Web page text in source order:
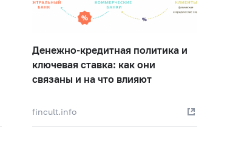
Денежно-кредитная политика и
ключевая ставка: как они
связаны и на что влияют
fincult.info